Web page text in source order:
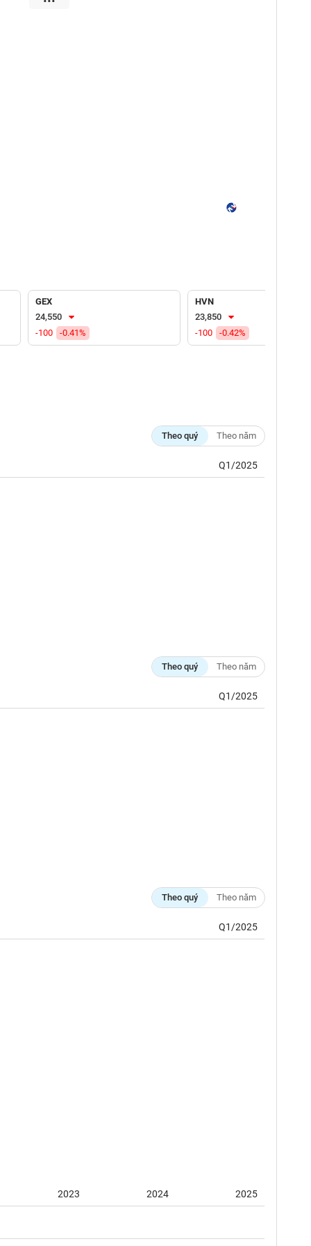
GEX
24,550
-100
-0.41%
HVN
23,850
-100
-0.42%
Theo quý Theo năm
Q1/2025
Theo quý Theo năm
Q1/2025
Theo quý Theo năm
Q1/2025
2023 2024 2025